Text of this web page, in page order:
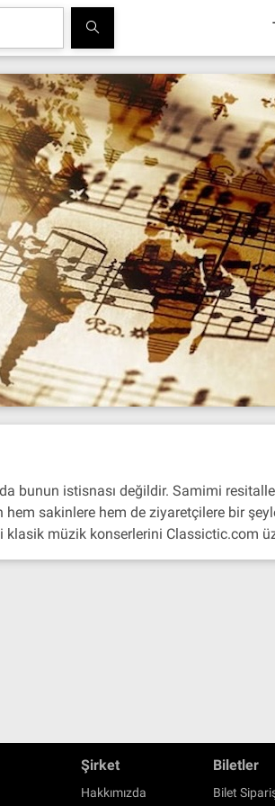
bunun istisnası değildir. Samimi
sakinlere hem de ziyaretçilere bir
müzik konserlerini Classictic.com
Şirket
Hakkımızda
Biletler
Bilet